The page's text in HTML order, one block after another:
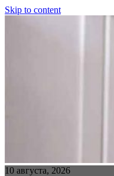
Skip to content
10 августа, 2026